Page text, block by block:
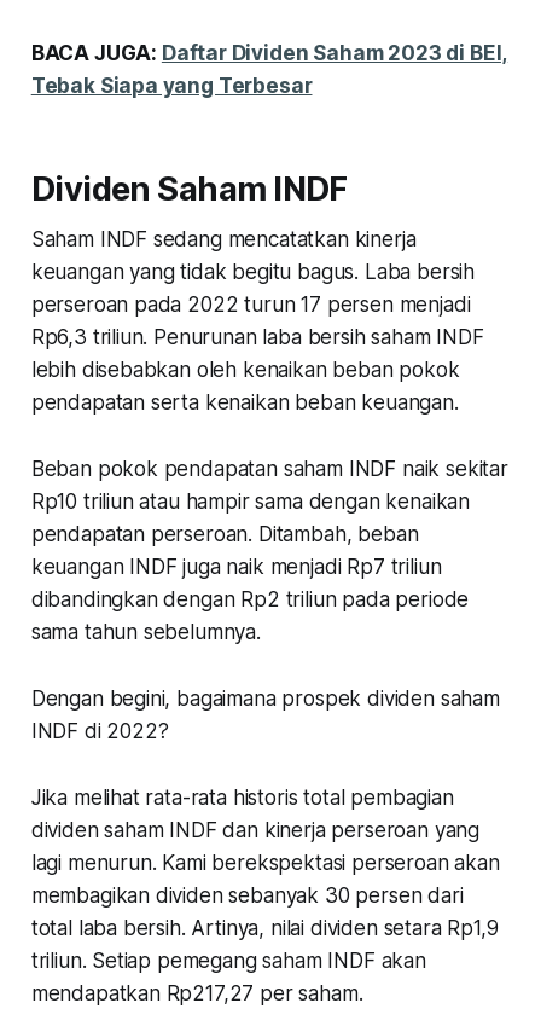
BACA JUGA: Daftar Dividen Saham 2023 di BEI,
Tebak Siapa yang Terbesar
Dividen Saham INDF
Saham INDF sedang mencatatkan kinerja
keuangan yang tidak begitu bagus. Laba bersih
perseroan pada 2022 turun 17 persen menjadi
Rp6,3 triliun. Penurunan laba bersih saham INDF
lebih disebabkan oleh kenaikan beban pokok
pendapatan serta kenaikan beban keuangan.
Beban pokok pendapatan saham INDF naik sekitar
Rp10 triliun atau hampir sama dengan kenaikan
pendapatan perseroan. Ditambah, beban
keuangan INDF juga naik menjadi Rp7 triliun
dibandingkan dengan Rp2 triliun pada periode
sama tahun sebelumnya.
Dengan begini, bagaimana prospek dividen saham
INDF di 2022?
Jika melihat rata-rata historis total pembagian
dividen saham INDF dan kinerja perseroan yang
lagi menurun. Kami berekspektasi perseroan akan
membagikan dividen sebanyak 30 persen dari
total laba bersih. Artinya, nilai dividen setara Rp1,9
triliun. Setiap pemegang saham INDF akan
mendapatkan Rp217,27 per saham.